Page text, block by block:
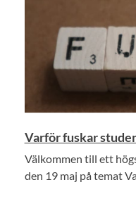
Varför fuskar
Välkommen till ett
den 19 maj på temat